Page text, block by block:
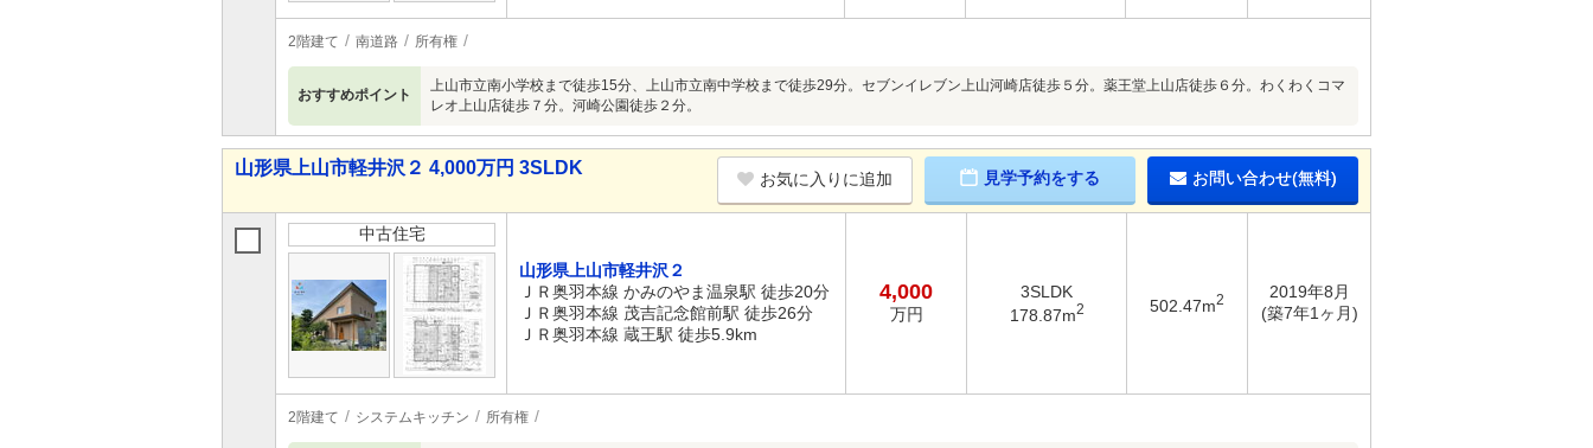
2階建て 南道路 所有権
おすすめポイント
上山市立南小学校まで徒歩15分、上山市立南中学校まで徒歩29分。セブンイレブン上山河崎店徒歩５分。薬王堂上山店徒歩６分。わくわくコマ
レオ上山店徒歩７分。河崎公園徒歩２分。
山形県上山市軽井沢２ 4,000万円 3SLDK
お気に入りに追加 見学予約をする お問い合わせ(無料)
中古住宅
山形県上山市軽井沢２
ＪＲ奥羽本線 かみのやま温泉駅 徒歩20分
ＪＲ奥羽本線 茂吉記念館前駅 徒歩26分
ＪＲ奥羽本線 蔵王駅 徒歩5.9km
4,000
万円
3SLDK
178.87m2 502.47m2
2019年8月
(築7年1ヶ月)
2階建て システムキッチン 所有権